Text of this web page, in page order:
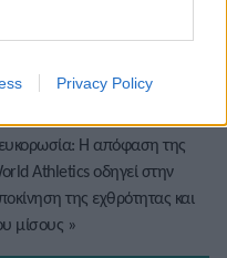
Privacy Policy
Η απόφαση της
Athletics οδηγεί στην
της εχθρότητας και
μίσους »